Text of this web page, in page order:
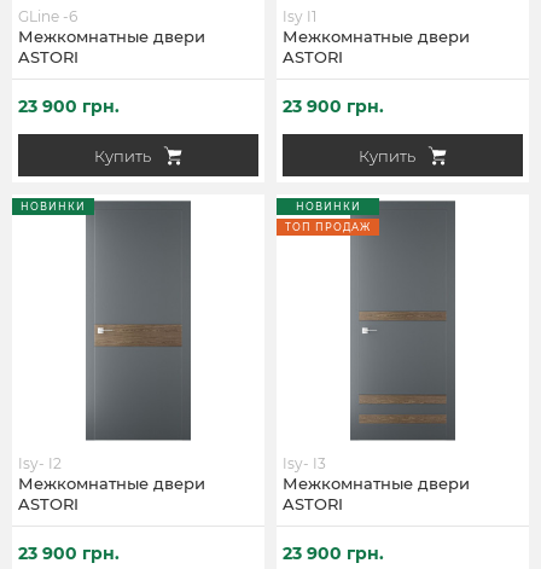
Межкомнатные двери
ASTORI
GLine -6
Купить
23 900 грн.
Межкомнатные двери
ASTORI
Isy I1
Купить
23 900 грн.
НОВИНКИ
Межкомнатные двери
ASTORI
Isy- I2
23 900 грн.
НОВИНКИ
ТОП ПРОДАЖ
Межкомнатные двери
ASTORI
Isy- I3
23 900 грн.